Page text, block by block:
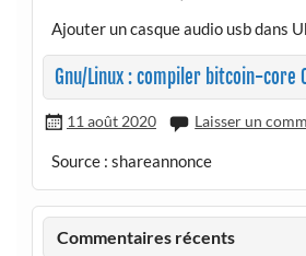
Ajouter un casque audio usb dans
Gnu/Linux : compiler bitcoin-core
11 août 2020 Laisser un
Source : shareannonce
Commentaires récents